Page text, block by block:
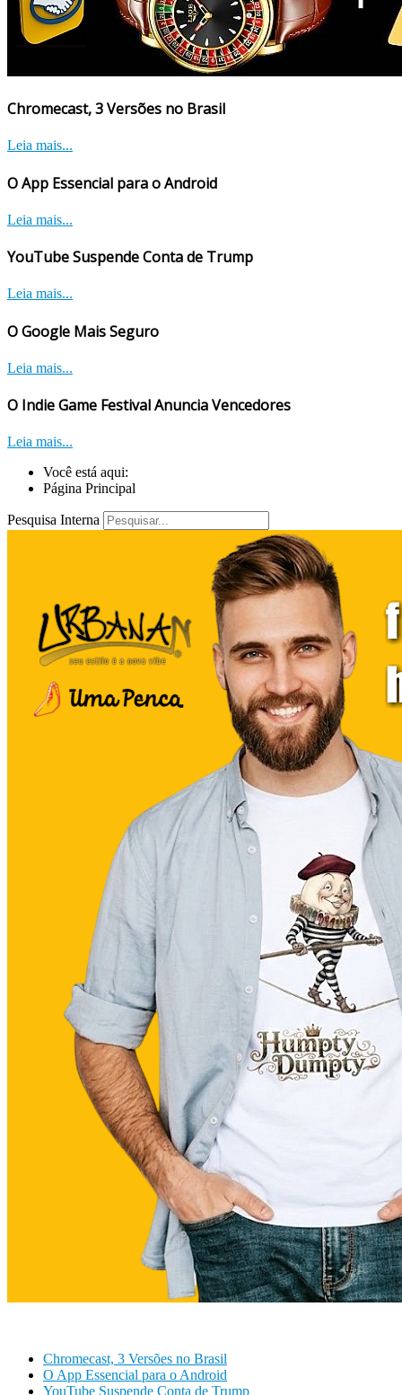
Chromecast, 3 Versões no Brasil
Leia mais...
O App Essencial para o Android
Leia mais...
YouTube Suspende Conta de Trump
Leia mais...
O Google Mais Seguro
Leia mais...
O Indie Game Festival Anuncia Vencedores
Leia mais...
Você está aqui:
Página Principal
Pesquisa Interna
Chromecast, 3 Versões no Brasil
O App Essencial para o Android
YouTube Suspende Conta de Trump